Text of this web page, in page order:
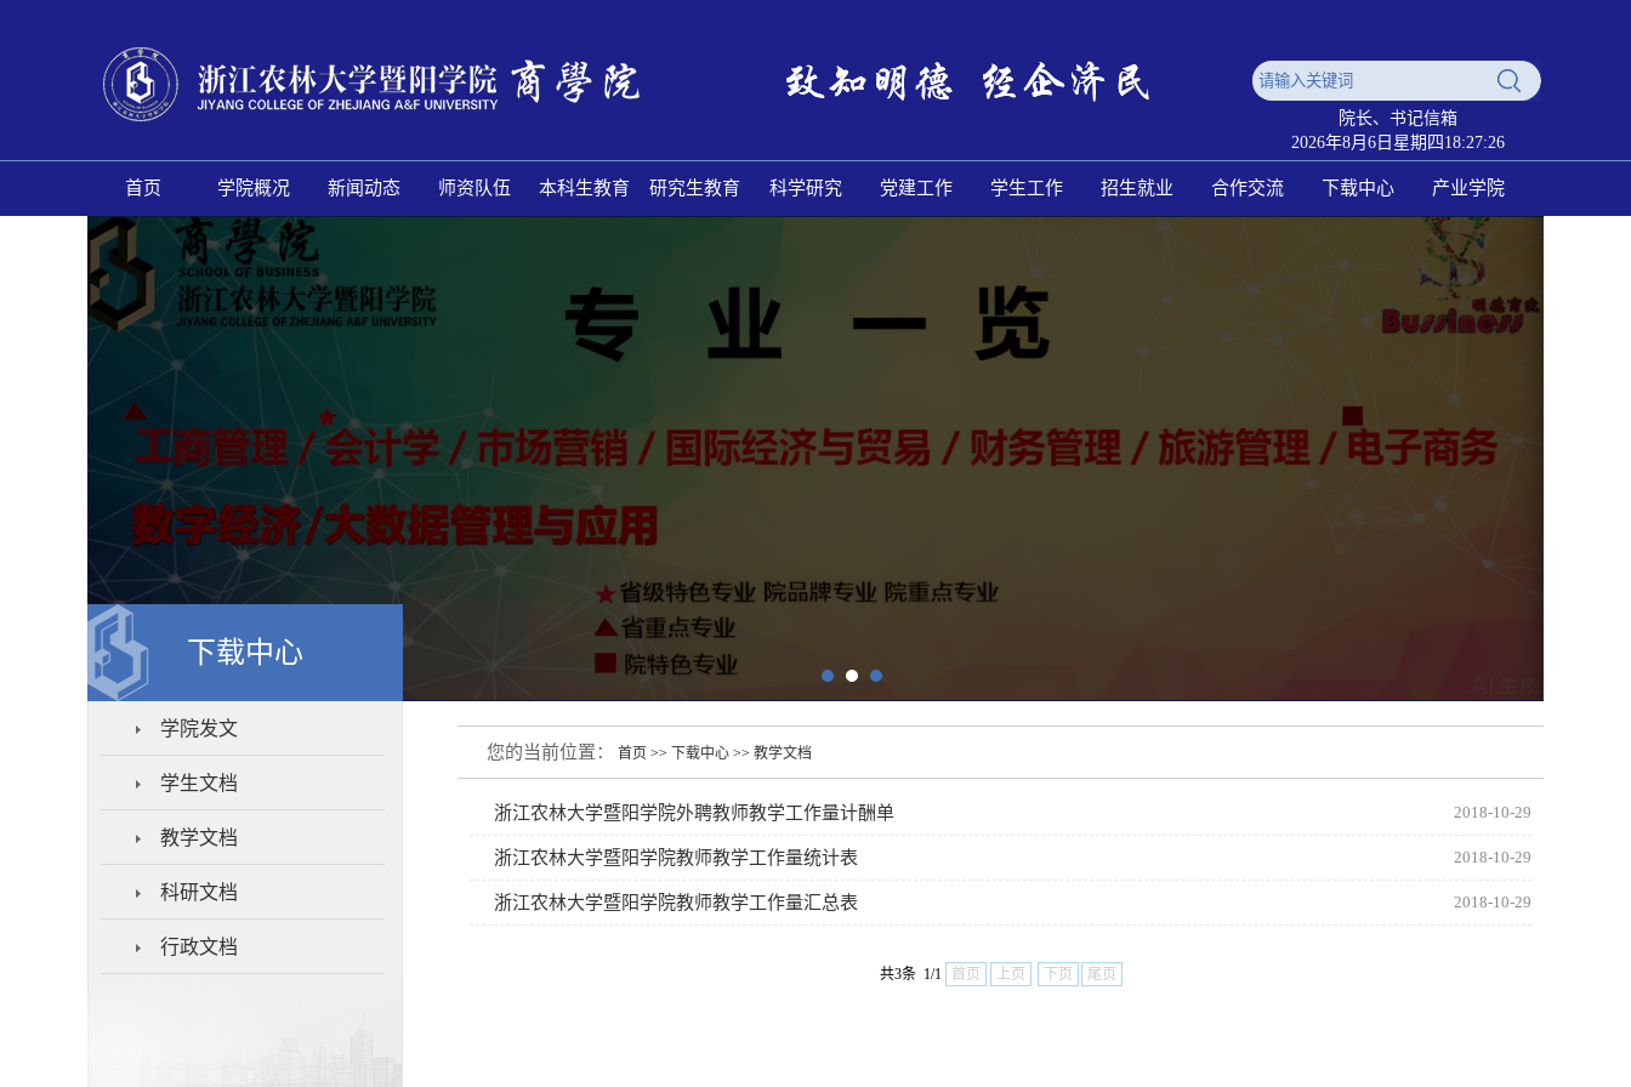
院长、书记信箱
2026年8月6日星期四18:27:26
首页 学院概况 新闻动态 师资队伍 本科生教育 研究生教育 科学研究 党建工作 学生工作 招生就业 合作交流 下载中心 产业学院
下载中心
学院发文
学生文档
教学文档
科研文档
行政文档
您的当前位置： 首页 >> 下载中心 >> 教学文档
2018-10-29
浙江农林大学暨阳学院外聘教师教学工作量计酬单
2018-10-29
浙江农林大学暨阳学院教师教学工作量统计表
2018-10-29
浙江农林大学暨阳学院教师教学工作量汇总表
共3条 1/1 首页 上页 下页 尾页